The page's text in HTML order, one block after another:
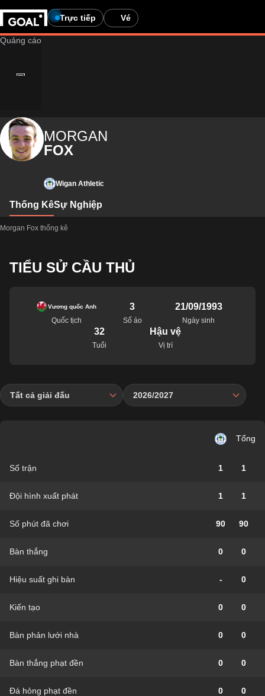
Trực tiếp Vé
MORGAN
FOX
Wigan Athletic
Thống KêSự Nghiệp
Morgan Fox thống kê
TIỂU SỬ CẦU THỦ
Vương quốc Anh
Quốc tịch
3
Số áo
21/09/1993
Ngày sinh
32
Tuổi
Hậu vệ
Vị trí
Tất cả giải đấu 2026/2027
Tổng
Số trận 1 1
Đội hình xuất phát 1 1
Số phút đã chơi 90 90
Bàn thắng 0 0
Hiệu suất ghi bàn - 0
Kiến tạo 0 0
Bàn phản lưới nhà 0 0
Bàn thắng phạt đền 0 0
Đá hỏng phạt đền 0 0